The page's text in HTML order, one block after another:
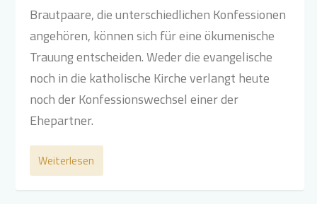
Brautpaare, die unterschiedlichen Konfessionen
angehören, können sich für eine ökumenische
Trauung entscheiden. Weder die evangelische
noch in die katholische Kirche verlangt heute
noch der Konfessionswechsel einer der
Ehepartner.
Weiterlesen